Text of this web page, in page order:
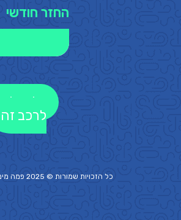
החזר חודשי
לקבלת
לרכב זה
כל הזכויות שמורות © 2025 פמה